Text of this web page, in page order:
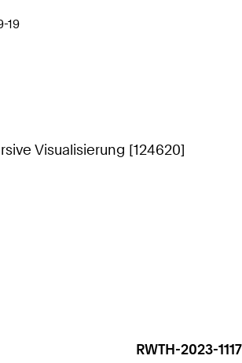
19
Visualisierung [124620]
RWTH-2023-